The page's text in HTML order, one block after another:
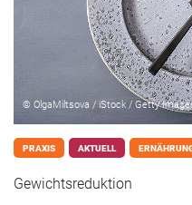
© OlgaMiltsova / iStock / Getty
PRAXIS AKTUELL
Gewichtsreduktion